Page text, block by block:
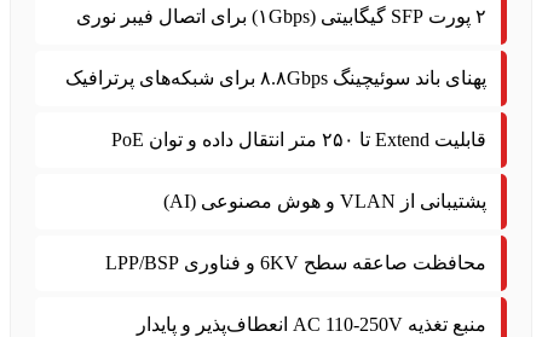
۲ پورت SFP گیگابیتی (۱Gbps) برای اتصال فیبر نوری
پهنای باند سوئیچینگ ۸.۸Gbps برای شبکه‌های پرترافیک
قابلیت Extend تا ۲۵۰ متر انتقال داده و توان PoE
پشتیبانی از VLAN و هوش مصنوعی (AI)
محافظت صاعقه سطح 6KV و فناوری LPP/BSP
منبع تغذیه AC 110-250V انعطاف‌پذیر و پایدار